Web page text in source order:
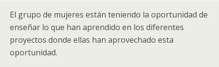
El grupo de mujeres están teniendo la oportunidad de
enseñar lo que han aprendido en los diferentes
proyectos donde ellas han aprovechado esta
oportunidad.